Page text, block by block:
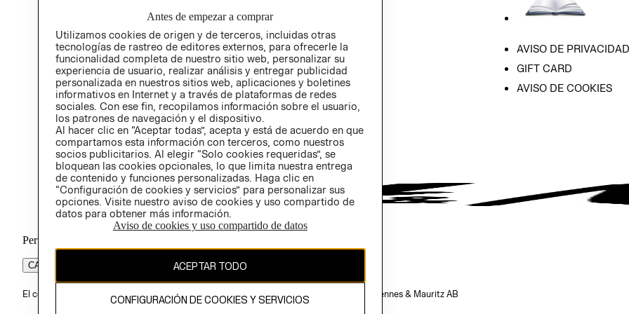
AVISO DE PRIVACIDAD
GIFT CARD
AVISO DE COOKIES
Perú (S/)
CAMBIAR REGIÓN
El contenido de esta página web está protegido por copyright y es propiedad de H&M Hennes & Mauritz AB
Antes de empezar a comprar
Utilizamos cookies de origen y de terceros, incluidas otras
tecnologías de rastreo de editores externos, para ofrecerle la
funcionalidad completa de nuestro sitio web, personalizar su
experiencia de usuario, realizar análisis y entregar publicidad
personalizada en nuestros sitios web, aplicaciones y boletines
informativos en Internet y a través de plataformas de redes
sociales. Con ese fin, recopilamos información sobre el usuario,
los patrones de navegación y el dispositivo.
Al hacer clic en “Aceptar todas”, acepta y está de acuerdo en que
compartamos esta información con terceros, como nuestros
socios publicitarios. Al elegir “Solo cookies requeridas”, se
bloquean las cookies opcionales, lo que limita nuestra entrega
de contenido y funciones personalizadas. Haga clic en
“Configuración de cookies y servicios” para personalizar sus
opciones. Visite nuestro aviso de cookies y uso compartido de
datos para obtener más información.
Aviso de cookies y uso compartido de datos
ACEPTAR TODO
CONFIGURACIÓN DE COOKIES Y SERVICIOS